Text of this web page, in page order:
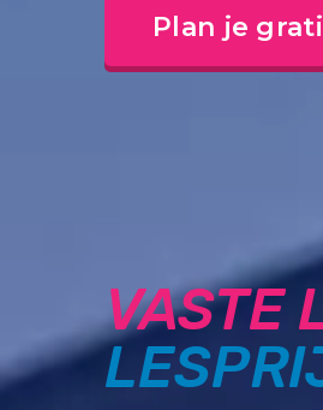
Plan je
VASTE